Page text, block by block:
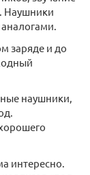
Наушники
заряде и до
наушники,
интересно.